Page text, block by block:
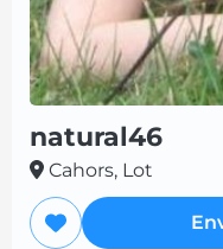
natural46
Cahors, Lot